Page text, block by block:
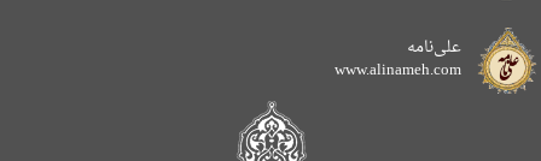
علی‌نامه
www.alinameh.com